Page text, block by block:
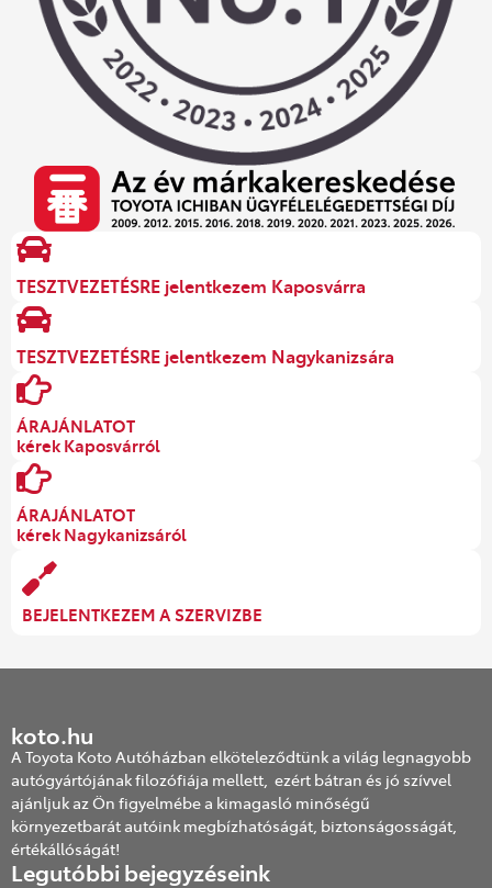
TESZTVEZETÉSRE jelentkezem Kaposvárra
TESZTVEZETÉSRE jelentkezem Nagykanizsára
ÁRAJÁNLATOT
kérek Kaposvárról
ÁRAJÁNLATOT
kérek Nagykanizsáról
BEJELENTKEZEM A SZERVIZBE
koto.hu
A Toyota Koto Autóházban elköteleződtünk a világ legnagyobb
autógyártójának filozófiája mellett, ezért bátran és jó szívvel
ajánljuk az Ön figyelmébe a kimagasló minőségű
környezetbarát autóink megbízhatóságát, biztonságosságát,
értékállóságát!
Legutóbbi bejegyzéseink